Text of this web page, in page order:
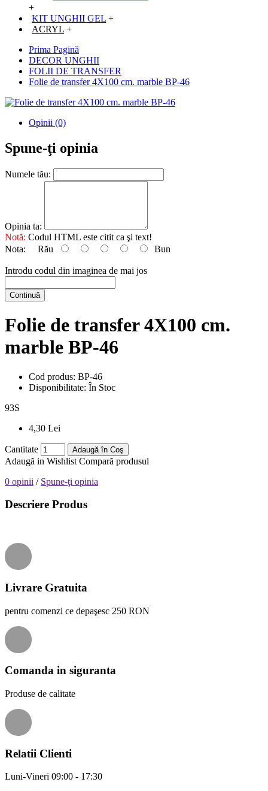
+
KIT UNGHII GEL +
ACRYL +
Prima Pagină
DECOR UNGHII
FOLII DE TRANSFER
Folie de transfer 4X100 cm. marble BP-46
Opinii (0)
Spune-ţi opinia
Numele tău:
Opinia ta:
Notă: Codul HTML este citit ca şi text!
Nota: Rău Bun
Introdu codul din imaginea de mai jos
Continuă
Folie de transfer 4X100 cm.
marble BP-46
Cod produs: BP-46
Disponibilitate: În Stoc
93S
4,30 Lei
Cantitate Adaugă în Coş
Adaugă in Wishlist Compară produsul
0 opinii / Spune-ţi opinia
Descriere Produs
Livrare Gratuita
pentru comenzi ce depaşesc 250 RON
Comanda in siguranta
Produse de calitate
Relatii Clienti
Luni-Vineri 09:00 - 17:30